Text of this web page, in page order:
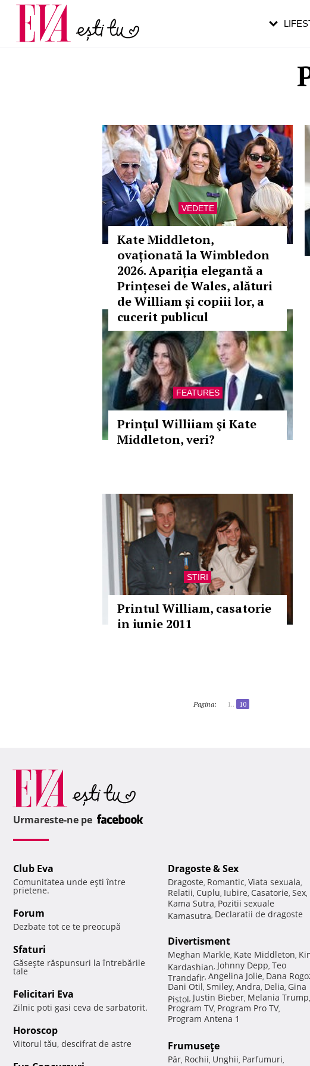
VEDETE
Kate Middleton,
ovaționată la Wimbledon
2026. Apariția elegantă a
Prințesei de Wales, alături
de William și copiii lor, a
cucerit publicul
FEATURES
Prinţul Williiam şi Kate
Middleton, veri?
STIRI
Printul William, casatorie
in iunie 2011
Pagina: 1.. 10
Carieră
Actualitate
Urmareste-ne pe
Club Eva
Comunitatea unde eşti între
prietene.
Forum
Dezbate tot ce te preocupă
Sfaturi
Găseşte răspunsuri la întrebările
tale
Felicitari Eva
Zilnic poti gasi ceva de sarbatorit.
Horoscop
Viitorul tău, descifrat de astre
Dragoste & Sex
Dragoste, Romantic, Viata sexuala,
Relatii, Cuplu, Iubire, Casatorie, Sex,
Kama Sutra, Pozitii sexuale
Kamasutra, Declaratii de dragoste
Divertisment
Meghan Markle, Kate Middleton,
Kardashian, Johnny Depp, Teo
Trandafir, Angelina Jolie, Dana
Dani Otil, Smiley, Andra, Delia, Gina
Pistol, Justin Bieber, Melania Trump,
Program TV, Program Pro TV,
Program Antena 1
Frumuseţe
Păr, Rochii, Unghii, Parfumuri,